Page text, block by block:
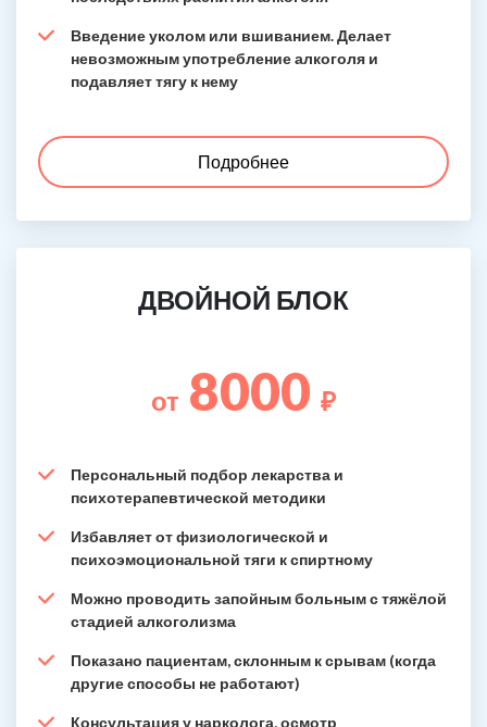
Введение уколом или вшиванием. Делает
невозможным употребление алкоголя и
подавляет тягу к нему
Подробнее
ДВОЙНОЙ БЛОК
от 8000 ₽
Персональный подбор лекарства и
психотерапевтической методики
Избавляет от физиологической и
психоэмоциональной тяги к спиртному
Можно проводить запойным больным с тяжёлой
стадией алкоголизма
Показано пациентам, склонным к срывам (когда
другие способы не работают)
Консультация у нарколога, осмотр